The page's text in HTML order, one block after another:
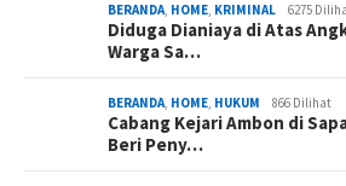
BERANDA, HOME, KRIMINAL 6275
Diduga Dianiaya di Atas
Warga Sa…
BERANDA, HOME, HUKUM 866 Dilihat
Cabang Kejari Ambon di
Beri Peny…